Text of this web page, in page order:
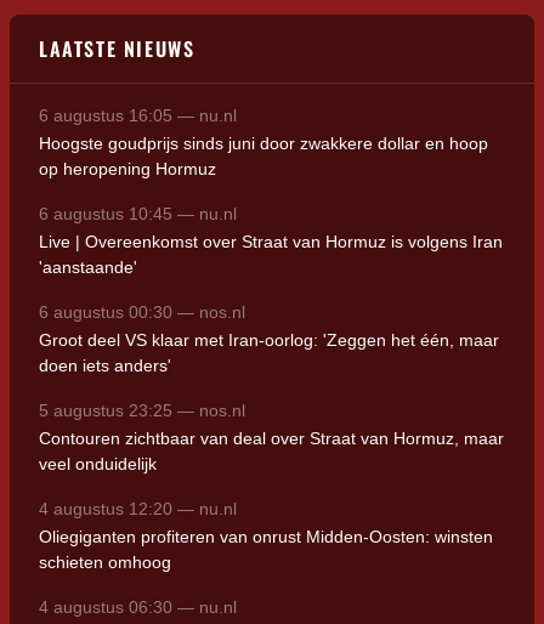
LAATSTE NIEUWS
6 augustus 16:05 — nu.nl
Hoogste goudprijs sinds juni door zwakkere dollar en hoop
op heropening Hormuz
6 augustus 10:45 — nu.nl
Live | Overeenkomst over Straat van Hormuz is volgens Iran
'aanstaande'
6 augustus 00:30 — nos.nl
Groot deel VS klaar met Iran-oorlog: 'Zeggen het één, maar
doen iets anders'
5 augustus 23:25 — nos.nl
Contouren zichtbaar van deal over Straat van Hormuz, maar
veel onduidelijk
4 augustus 12:20 — nu.nl
Oliegiganten profiteren van onrust Midden-Oosten: winsten
schieten omhoog
4 augustus 06:30 — nu.nl